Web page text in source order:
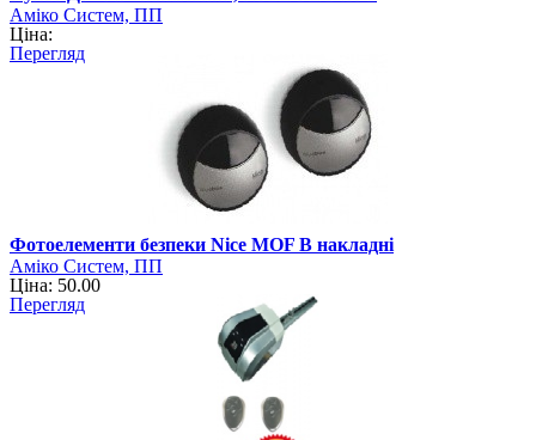
Аміко Систем, ПП
Ціна:
Перегляд
Фотоелементи безпеки Nice MOF B накладні
Аміко Систем, ПП
Ціна: 50.00
Перегляд